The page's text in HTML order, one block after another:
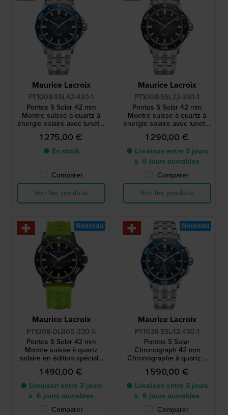
Maurice Lacroix
PT1008-SSL42-430-1
Pontos S Solar 42 mm
Montre suisse à quartz à
énergie solaire avec lunette
en aluminium
1 275,00 €
● En stock
Comparer
Voir les produits
Maurice Lacroix
PT1008-SSL22-330-1
Pontos S Solar 42 mm
Montre suisse à quartz à
énergie solaire avec lunette
en aluminium
1 290,00 €
● Livraison entre 3 jours
à 6 jours ouvrables
Comparer
Voir les produits
Maurice Lacroix
PT1008-DLB00-330-5
Pontos S Solar 42 mm
Montre suisse à quartz
solaire en édition spéciale
avec lunette en aluminium
1 490,00 €
● Livraison entre 3 jours
à 6 jours ouvrables
Comparer
Nouveau
Maurice Lacroix
PT1038-SSL42-430-1
Pontos S Solar
Chronograph 42 mm
Chronographe à quartz à
énergie solaire, fabriqué en
Suisse
1 590,00 €
● Livraison entre 3 jours
à 6 jours ouvrables
Comparer
Nouveau